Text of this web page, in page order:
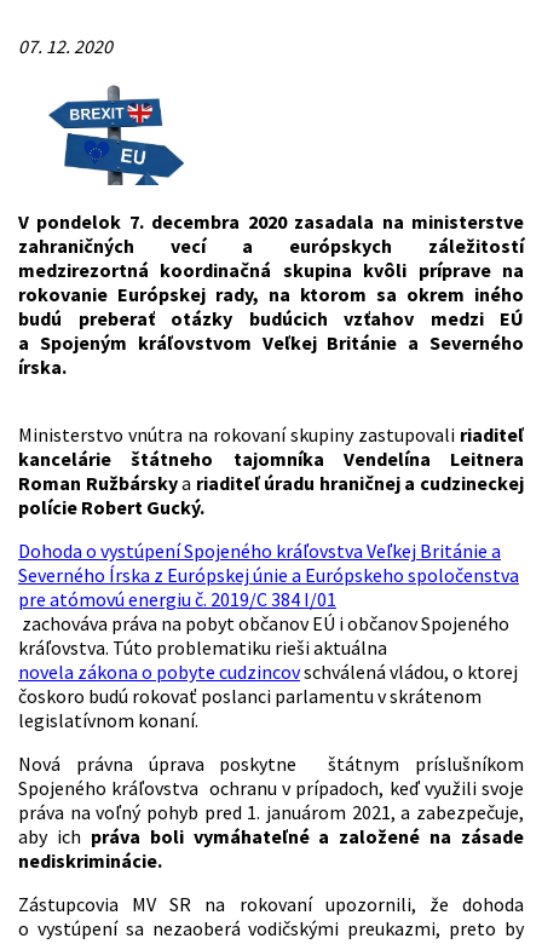
07. 12. 2020
V pondelok 7. decembra 2020 zasadala na ministerstve
zahraničných vecí a európskych záležitostí
medzirezortná koordinačná skupina kvôli príprave na
rokovanie Európskej rady, na ktorom sa okrem iného
budú preberať otázky budúcich vzťahov medzi EÚ
a Spojeným kráľovstvom Veľkej Británie a Severného
írska.
Ministerstvo vnútra na rokovaní skupiny zastupovali riaditeľ
kancelárie štátneho tajomníka Vendelína Leitnera
Roman Ružbárskya riaditeľ úradu hraničnej a cudzineckej
polície Robert Gucký.
Dohoda o vystúpení Spojeného kráľovstva Veľkej Británie a
Severného Írska z Európskej únie a Európskeho spoločenstva
pre atómovú energiu č. 2019/C 384 I/01
zachováva práva na pobyt občanov EÚ i občanov Spojeného
kráľovstva. Túto problematiku rieši aktuálna
novela zákona o pobyte cudzincovschválená vládou, o ktorej
čoskoro budú rokovať poslanci parlamentu v skrátenom
legislatívnom konaní.
Nová právna úprava poskytne štátnym príslušníkom
Spojeného kráľovstva ochranu v prípadoch, keď využili svoje
práva na voľný pohyb pred 1. januárom 2021, a zabezpečuje,
aby ich práva boli vymáhateľné a založené na zásade
nediskriminácie.
Zástupcovia MV SR na rokovaní upozornili, že dohoda
o vystúpení sa nezaoberá vodičskými preukazmi, preto by